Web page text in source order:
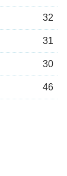
32
31
30
46